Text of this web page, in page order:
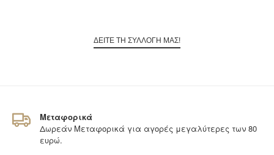
ΔΕΙΤΕ ΤΗ ΣΥΛΛΟΓΗ ΜΑΣ!
Μεταφορικά
Δωρεάν Μεταφορικά για αγορές μεγαλύτερες των 80
ευρώ.